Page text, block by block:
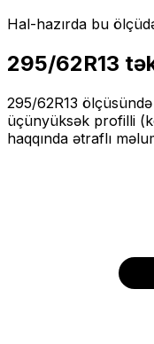
Hal-hazırda bu
295/62R13
295/62R13
üçünyüksək profilli
haqqında ətraflı